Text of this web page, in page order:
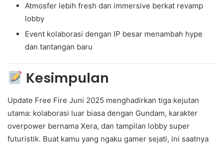
Atmosfer lebih fresh dan immersive berkat revamp
lobby
Event kolaborasi dengan IP besar menambah hype
dan tantangan baru
Kesimpulan
Update Free Fire Juni 2025 menghadirkan tiga kejutan
utama: kolaborasi luar biasa dengan Gundam, karakter
overpower bernama Xera, dan tampilan lobby super
futuristik. Buat kamu yang ngaku gamer sejati, ini saatnya